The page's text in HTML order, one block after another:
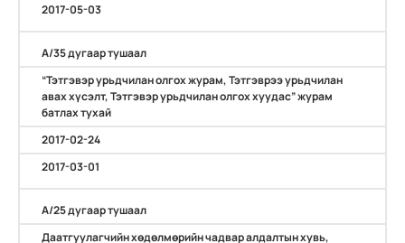
2017-05-03
А/35 дугаар тушаал
“Тэтгэвэр урьдчилан олгох журам, Тэтгэврээ урьдчилан
авах хүсэлт, Тэтгэвэр урьдчилан олгох хуудас” журам
батлах тухай
2017-02-24
2017-03-01
А/25 дугаар тушаал
Даатгуулагчийн хөдөлмөрийн чадвар алдалтын хувь,